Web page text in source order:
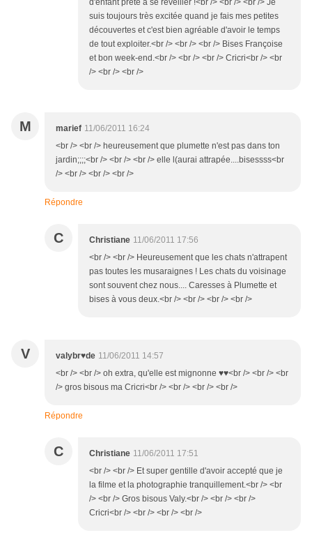
d'enfant prête à se réveiller !<br /> <br /> <br /> Je
suis toujours très excitée quand je fais mes petites
découvertes et c'est bien agréable d'avoir le temps
de tout exploiter.<br /> <br /> <br /> Bises Françoise
et bon week-end.<br /> <br /> <br /> Cricri<br /> <br
/> <br /> <br />
M marief 11/06/2011 16:24
<br /> <br /> heureusement que plumette n'est pas dans ton
jardin;;;;<br /> <br /> <br /> elle l(aurai attrapée....bisessss<br
/> <br /> <br /> <br />
Répondre
C Christiane 11/06/2011 17:56
<br /> <br /> Heureusement que les chats n'attrapent
pas toutes les musaraignes ! Les chats du voisinage
sont souvent chez nous.... Caresses à Plumette et
bises à vous deux.<br /> <br /> <br /> <br />
V valybr♥de 11/06/2011 14:57
<br /> <br /> oh extra, qu'elle est mignonne ♥♥<br /> <br /> <br
/> gros bisous ma Cricri<br /> <br /> <br /> <br />
Répondre
C Christiane 11/06/2011 17:51
<br /> <br /> Et super gentille d'avoir accepté que je
la filme et la photographie tranquillement.<br /> <br
/> <br /> Gros bisous Valy.<br /> <br /> <br />
Cricri<br /> <br /> <br /> <br />